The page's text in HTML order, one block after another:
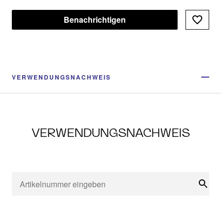
Benachrichtigen
VERWENDUNGSNACHWEIS
VERWENDUNGSNACHWEIS